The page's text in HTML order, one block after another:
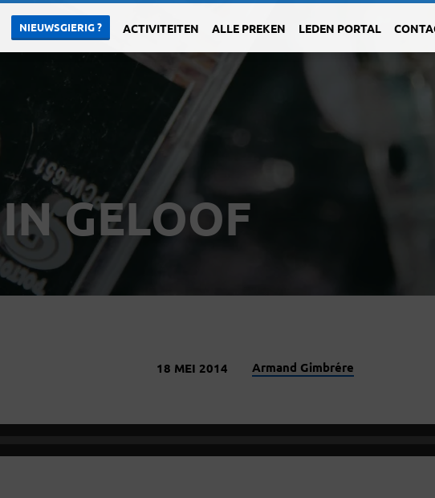
NIEUWSGIERIG ? ACTIVITEITEN ALLE PREKEN LEDEN PORTAL
GELOOF
18 MEI 2014 Armand Gimbrére